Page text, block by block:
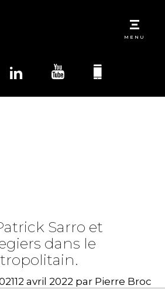
MENU
Sarro et
dans le
12 avril 2022 par Pierre Broc